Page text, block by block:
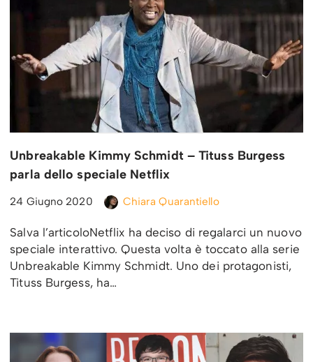
Unbreakable Kimmy Schmidt – Tituss Burgess
parla dello speciale Netflix
24 Giugno 2020 Chiara Quarantiello
Salva l’articoloNetflix ha deciso di regalarci un nuovo
speciale interattivo. Questa volta è toccato alla serie
Unbreakable Kimmy Schmidt. Uno dei protagonisti,
Tituss Burgess, ha…